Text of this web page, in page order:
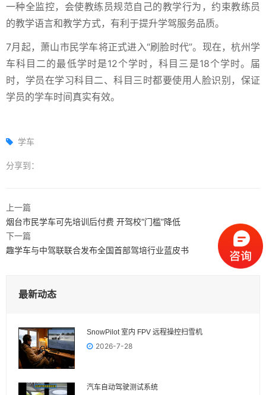
一种全监控，会使教练员规范自己的教学行为，约束教练员
的教学语言和教学方式，有利于提升学驾服务品质。
7月起，萧山市民学车将正式进入“刷脸时代”。现在，杭州学
车科目二的最低学时是12个学时，科目三是18个学时。届
时，学员在学习科目二、科目三时都要使用人脸识别，保证
学员的学车时间真实有效。
学车
分享到：
上一篇
烟台市民学车可先培训后付费 开驾校“门槛”降低
下一篇
趣学车与中驾联联合发布全国首部驾培行业蓝皮书
最新动态
SnowPilot 室内 FPV 远程操控扫雪机
2026-7-28
汽车自动驾驶测试系统